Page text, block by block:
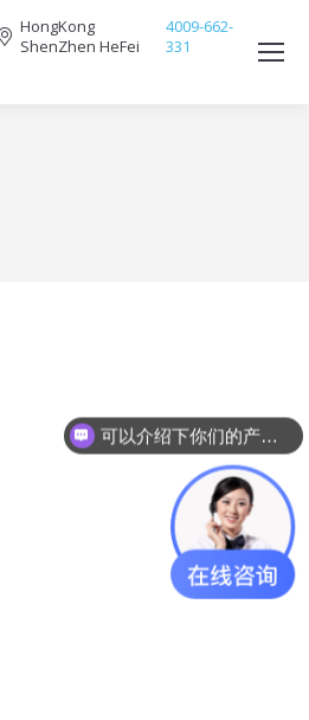
HongKong
ShenZhen HeFei
4009-662-
331
可以介绍下你们的产品么？